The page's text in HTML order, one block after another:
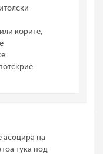
корите,
асоцира на
тука под